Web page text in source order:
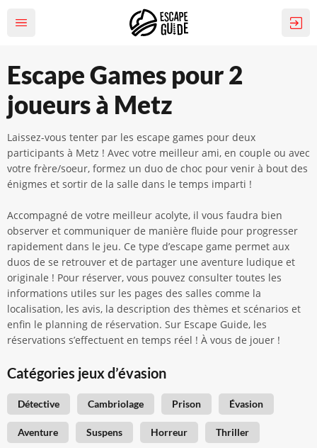
Escape Games pour 2
joueurs à Metz
Laissez-vous tenter par les escape games pour deux
participants à Metz ! Avec votre meilleur ami, en couple ou avec
votre frère/soeur, formez un duo de choc pour venir à bout des
énigmes et sortir de la salle dans le temps imparti !
Accompagné de votre meilleur acolyte, il vous faudra bien
observer et communiquer de manière fluide pour progresser
rapidement dans le jeu. Ce type d’escape game permet aux
duos de se retrouver et de partager une aventure ludique et
originale ! Pour réserver, vous pouvez consulter toutes les
informations utiles sur les pages des salles comme la
localisation, les avis, la description des thèmes et scénarios et
enfin le planning de réservation. Sur Escape Guide, les
réservations s’effectuent en temps réel ! À vous de jouer !
Catégories jeux d’évasion
Détective Cambriolage Prison Évasion
Aventure Suspens Horreur Thriller